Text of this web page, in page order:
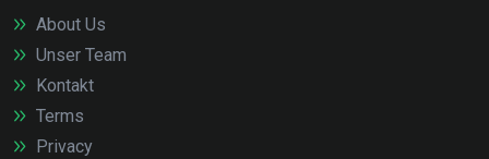
About Us
Unser Team
Kontakt
Terms
Privacy